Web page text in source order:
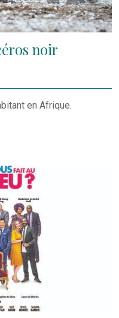
noir
en Afrique.